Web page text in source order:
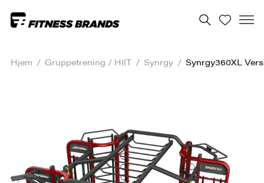
Hjem / Gruppe­trening / HIIT / Synrgy / Synrgy360XL